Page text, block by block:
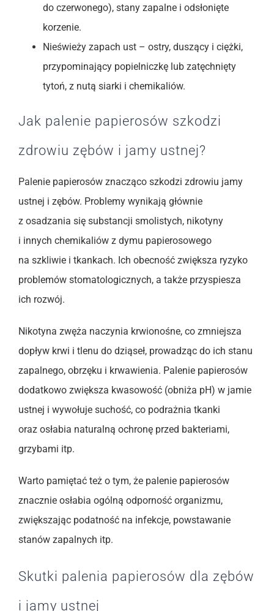
do czerwonego), stany zapalne i odsłonięte
korzenie.
Nieświeży zapach ust – ostry, duszący i ciężki,
przypominający popielniczkę lub zatęchnięty
tytoń, z nutą siarki i chemikaliów.
Jak palenie papierosów szkodzi
zdrowiu zębów i jamy ustnej?
Palenie papierosów znacząco szkodzi zdrowiu jamy
ustnej i zębów. Problemy wynikają głównie
z osadzania się substancji smolistych, nikotyny
i innych chemikaliów z dymu papierosowego
na szkliwie i tkankach. Ich obecność zwiększa ryzyko
problemów stomatologicznych, a także przyspiesza
ich rozwój.
Nikotyna zwęża naczynia krwionośne, co zmniejsza
dopływ krwi i tlenu do dziąseł, prowadząc do ich stanu
zapalnego, obrzęku i krwawienia. Palenie papierosów
dodatkowo zwiększa kwasowość (obniża pH) w jamie
ustnej i wywołuje suchość, co podrażnia tkanki
oraz osłabia naturalną ochronę przed bakteriami,
grzybami itp.
Warto pamiętać też o tym, że palenie papierosów
znacznie osłabia ogólną odporność organizmu,
zwiększając podatność na infekcje, powstawanie
stanów zapalnych itp.
Skutki palenia papierosów dla zębów
i jamy ustnej